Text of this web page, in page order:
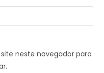
neste navegador para